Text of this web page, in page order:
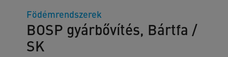
Födémrendszerek
BOSP gyárbővítés, Bártfa /
SK